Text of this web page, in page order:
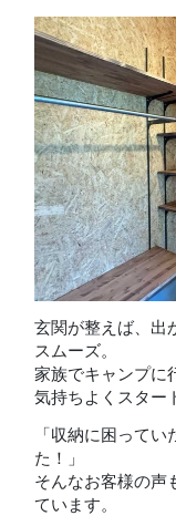
玄関が整えば、出
スムーズ。
家族でキャンプに
気持ちよくスター
「収納に困って
た！」
そんなお客様の声
ています。